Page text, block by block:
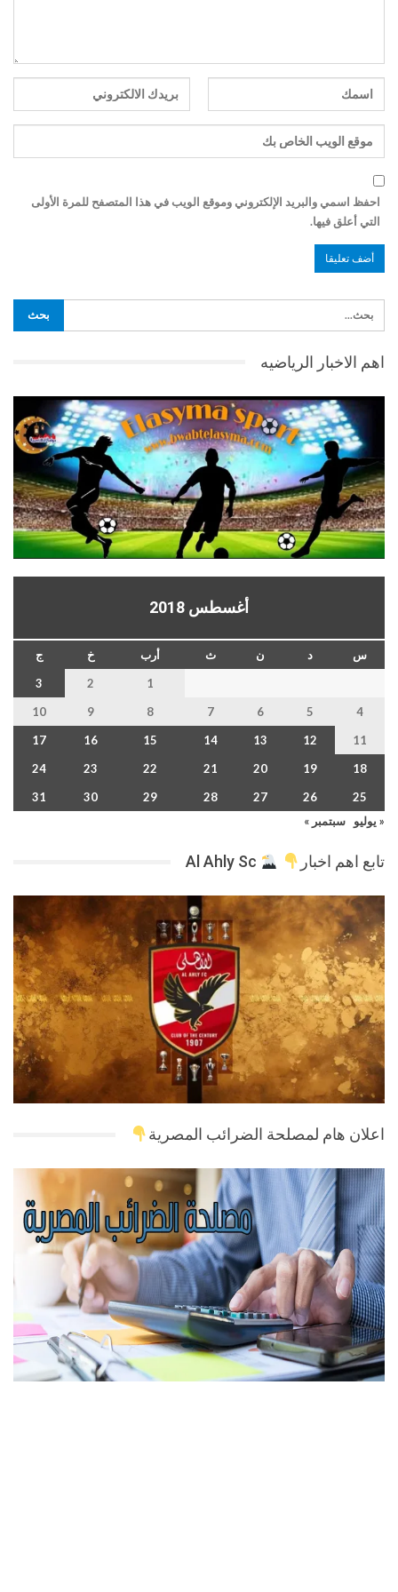
احفظ اسمي والبريد الإلكتروني وموقع الويب في هذا المتصفح للمرة الأولى
التي أعلق فيها.
اهم الاخبار الرياضيه
أغسطس 2018
س د ن ث أرب خ
ج
1
2
3
4
5
6
7
8
9
10
11
12
13
14
15
16
17
18
19
20
21
22
23
24
25
26
27
28
29
30
31
« يوليو
سبتمبر »
تابع اهم اخبار
اعلان هام لمصلحة الضرائب المصرية